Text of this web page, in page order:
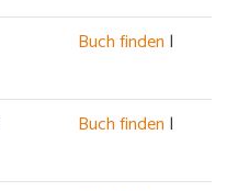
Buch finden |
Buch finden |